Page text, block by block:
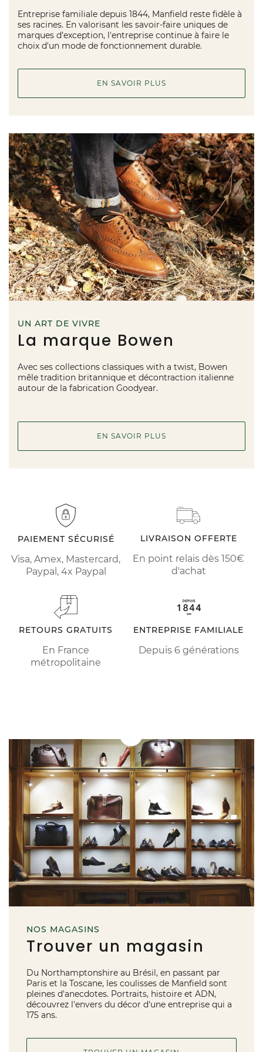
Entreprise familiale depuis 1844, Manfield reste fidèle à
ses racines. En valorisant les savoir-faire uniques de
marques d’exception, l'entreprise continue à faire le
choix d'un mode de fonctionnement durable.
EN SAVOIR PLUS
UN ART DE VIVRE
La marque Bowen
Avec ses collections classiques with a twist, Bowen
mêle tradition britannique et décontraction italienne
autour de la fabrication Goodyear.
EN SAVOIR PLUS
PAIEMENT SÉCURISÉ
Visa, Amex, Mastercard,
Paypal, 4x Paypal
LIVRAISON OFFERTE
En point relais dès 150€
d'achat
RETOURS GRATUITS
En France
métropolitaine
ENTREPRISE FAMILIALE
Depuis 6 générations
NOS MAGASINS
Trouver un magasin
Du Northamptonshire au Brésil, en passant par
Paris et la Toscane, les coulisses de Manfield sont
pleines d'anecdotes. Portraits, histoire et ADN,
découvrez l'envers du décor d'une entreprise qui a
175 ans.